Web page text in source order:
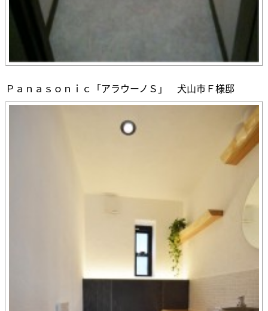
Ｐａｎａｓｏｎｉｃ「アラウーノＳ」 犬山市Ｆ様邸